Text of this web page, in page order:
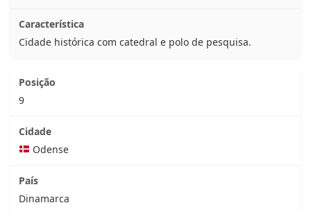
Cidade histórica com catedral e polo de pesquisa.
9
Odense
Dinamarca